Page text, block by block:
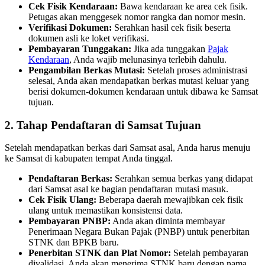
Cek Fisik Kendaraan: Bawa kendaraan ke area cek fisik.
Petugas akan menggesek nomor rangka dan nomor mesin.
Verifikasi Dokumen: Serahkan hasil cek fisik beserta
dokumen asli ke loket verifikasi.
Pembayaran Tunggakan: Jika ada tunggakan Pajak
Kendaraan, Anda wajib melunasinya terlebih dahulu.
Pengambilan Berkas Mutasi: Setelah proses administrasi
selesai, Anda akan mendapatkan berkas mutasi keluar yang
berisi dokumen-dokumen kendaraan untuk dibawa ke Samsat
tujuan.
2. Tahap Pendaftaran di Samsat Tujuan
Setelah mendapatkan berkas dari Samsat asal, Anda harus menuju
ke Samsat di kabupaten tempat Anda tinggal.
Pendaftaran Berkas: Serahkan semua berkas yang didapat
dari Samsat asal ke bagian pendaftaran mutasi masuk.
Cek Fisik Ulang: Beberapa daerah mewajibkan cek fisik
ulang untuk memastikan konsistensi data.
Pembayaran PNBP: Anda akan diminta membayar
Penerimaan Negara Bukan Pajak (PNBP) untuk penerbitan
STNK dan BPKB baru.
Penerbitan STNK dan Plat Nomor: Setelah pembayaran